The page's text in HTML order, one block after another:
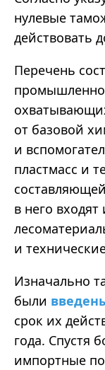
нулевые
действовать
Перечень
от базовой
и
пластмасс и
в него
и
Изначально
были
срок их
года. Спустя
импортные